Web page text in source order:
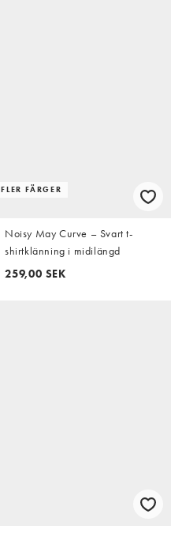
FLER FÄRGER
Noisy May Curve – Svart t-
shirtklänning i midilängd
259,00 SEK